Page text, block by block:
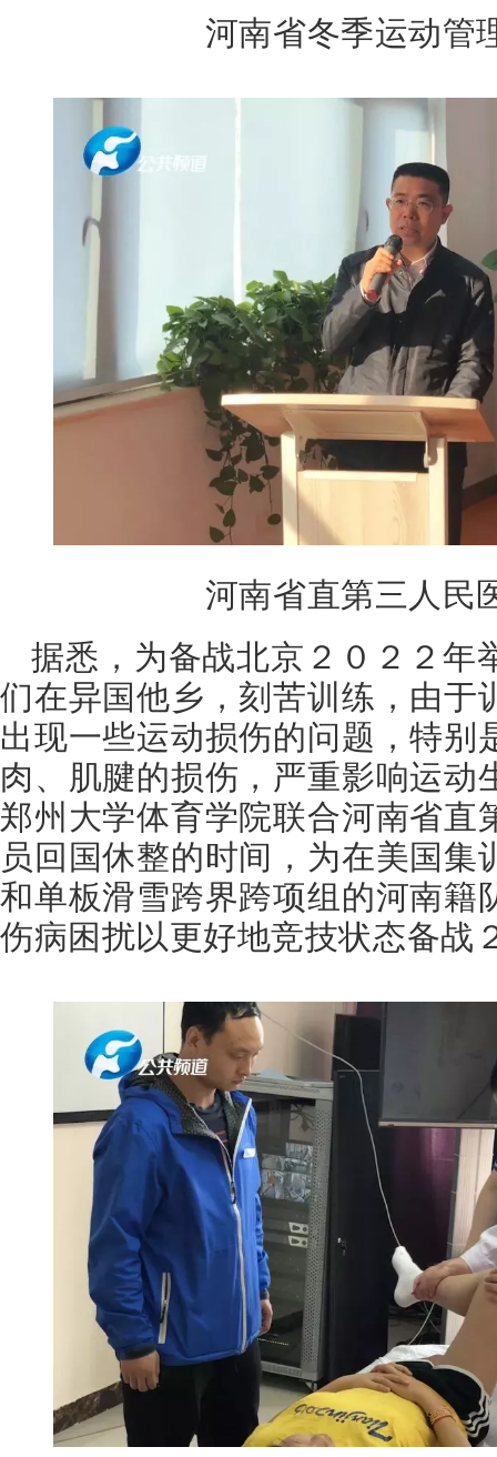
河南省冬季运动管
河南省直第三人民
据悉，为备战北京２０２２年
们在异国他乡，刻苦训练，由于
出现一些运动损伤的问题，特别
肉、肌腱的损伤，严重影响运动
郑州大学体育学院联合河南省直
员回国休整的时间，为在美国集
和单板滑雪跨界跨项组的河南籍
伤病困扰以更好地竞技状态备战